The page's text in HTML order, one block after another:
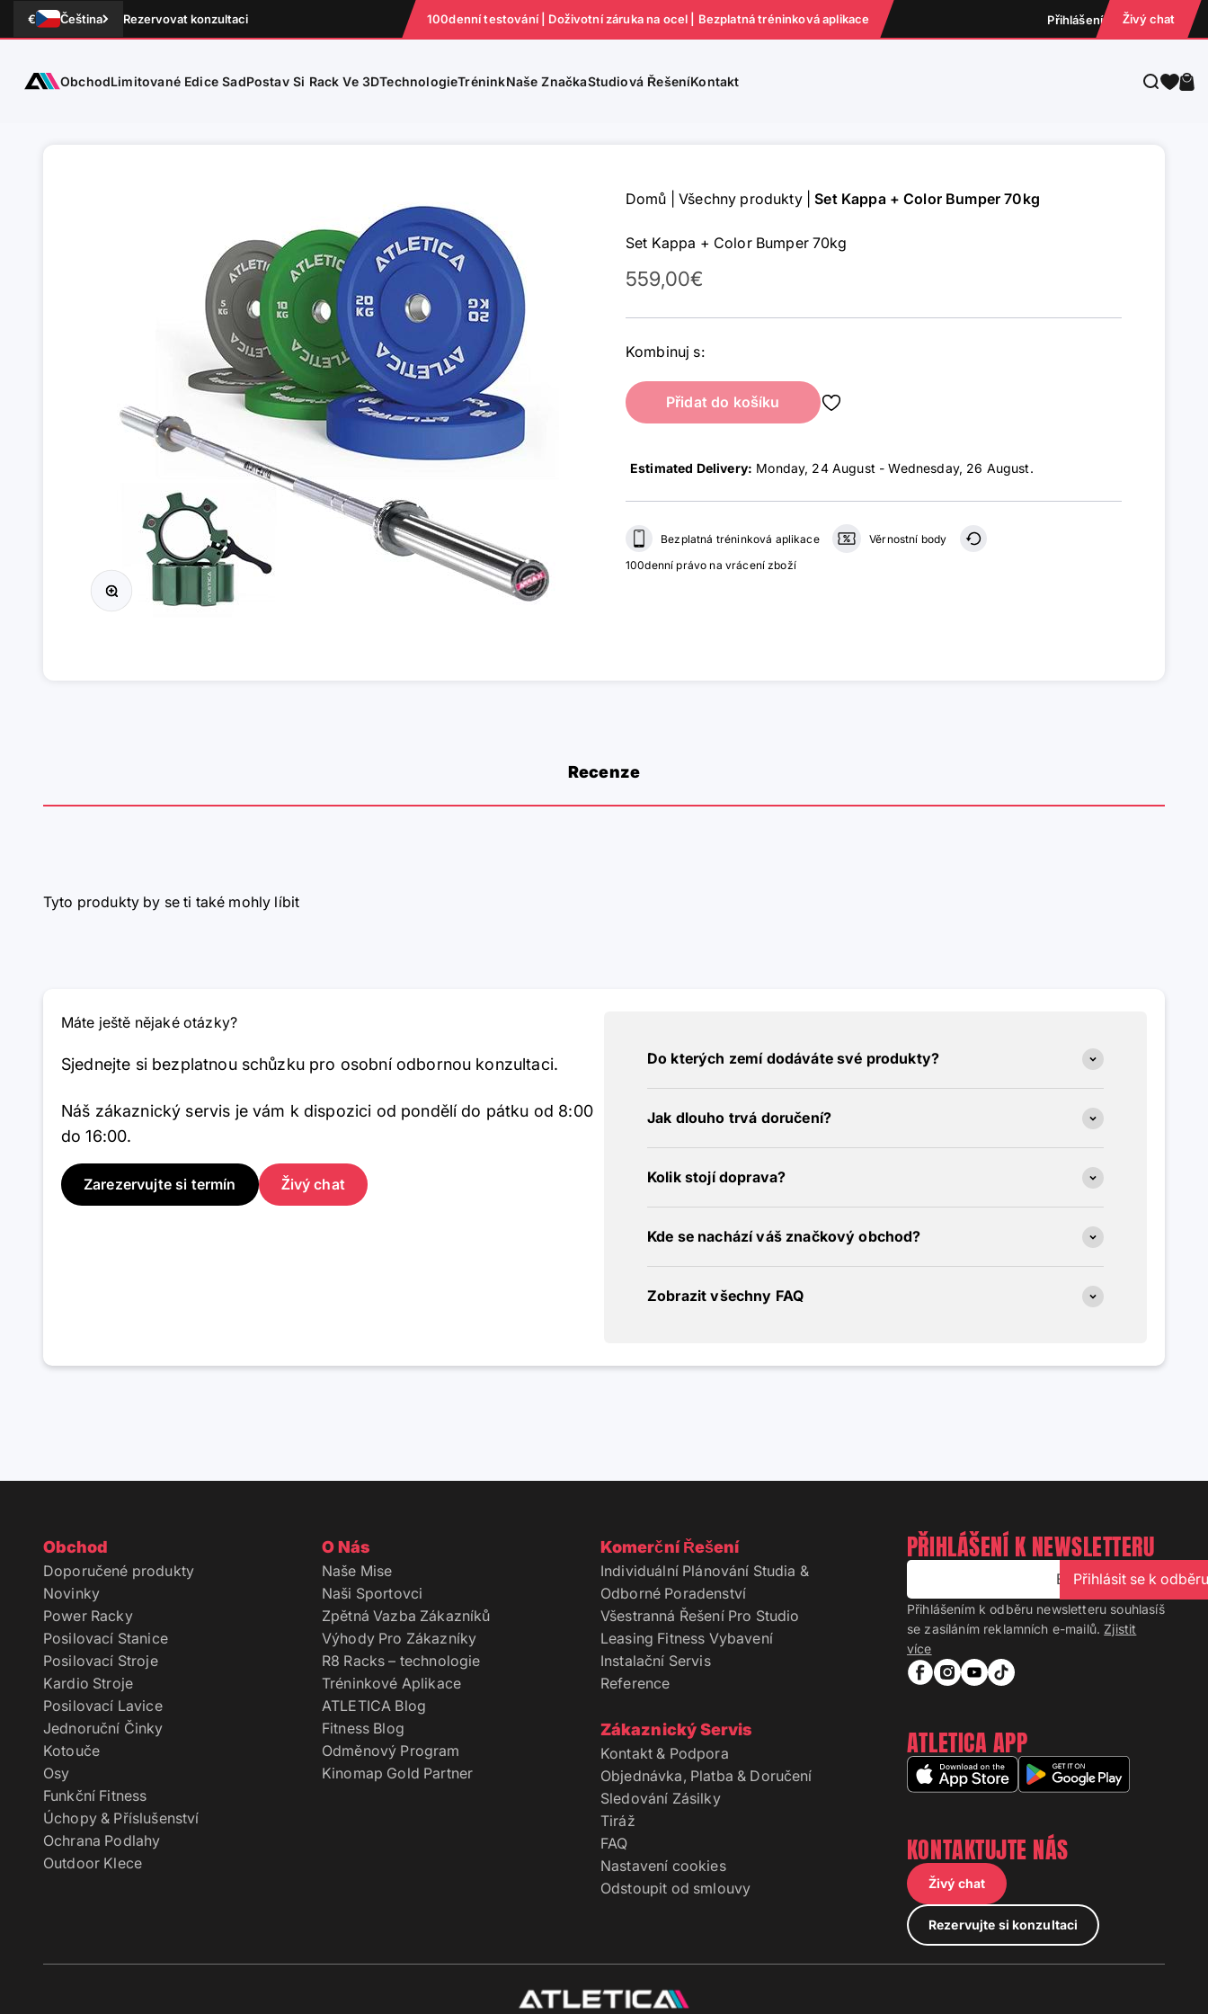
Přejít na obsah
€ Čeština Rezervovat konzultaci 100denní testování | Doživotní záruka na ocel | Bezplatná tréninková aplikace Přihlášení Živý chat
ATLETICA
ObchodLimitované Edice SadPostav Si Rack Ve 3DTechnologieTréninkNaše ZnačkaStudiová ŘešeníKontakt Hledat
Přiblížit
Domů Všechny produkty Set Kappa + Color Bumper 70kg
Set Kappa + Color Bumper 70kg
Prodejní cena
559,00€
Kombinuj s:
Přidat do košíku
Estimated Delivery: Monday, 24 August - Wednesday, 26 August.
Bezplatná tréninková aplikace
Věrnostní body
100denní právo na vrácení zboží
Recenze
Tyto produkty by se ti také mohly líbit
Máte ještě nějaké otázky?
Sjednejte si bezplatnou schůzku pro osobní odbornou konzultaci.
Náš zákaznický servis je vám k dispozici od pondělí do pátku od 8:00
do 16:00.
Zarezervujte si termín Živý chat
Do kterých zemí dodáváte své produkty?
Jak dlouho trvá doručení?
Kolik stojí doprava?
Kde se nachází váš značkový obchod?
Zobrazit všechny FAQ
Obchod
Doporučené produkty
Novinky
Power Racky
Posilovací Stanice
Posilovací Stroje
Kardio Stroje
Posilovací Lavice
Jednoruční Činky
Kotouče
Osy
Funkční Fitness
Úchopy & Příslušenství
Ochrana Podlahy
Outdoor Klece
O Nás
Naše Mise
Naši Sportovci
Zpětná Vazba Zákazníků
Výhody Pro Zákazníky
R8 Racks – technologie
Tréninkové Aplikace
ATLETICA Blog
Fitness Blog
Odměnový Program
Kinomap Gold Partner
Komerční Řešení
Individuální Plánování Studia &
Odborné Poradenství
Všestranná Řešení Pro Studio
Leasing Fitness Vybavení
Instalační Servis
Reference
Zákaznický Servis
Kontakt & Podpora
Objednávka, Platba & Doručení
Sledování Zásilky
Tiráž
FAQ
Nastavení cookies
Odstoupit od smlouvy
PŘIHLÁŠENÍ K NEWSLETTERU
E-mail
Přihlásit se k odběru
Přihlášením k odběru newsletteru souhlasíš
se zasíláním reklamních e-mailů.Zjistit
více
ATLETICA APP
KONTAKTUJTE NÁS
Živý chat
Rezervujte si konzultaci